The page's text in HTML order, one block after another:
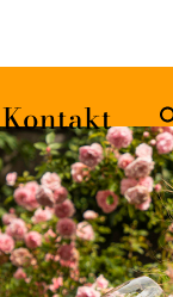
Kontakt